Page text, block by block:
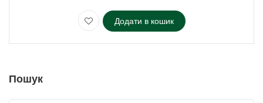
Додати в кошик
Пошук